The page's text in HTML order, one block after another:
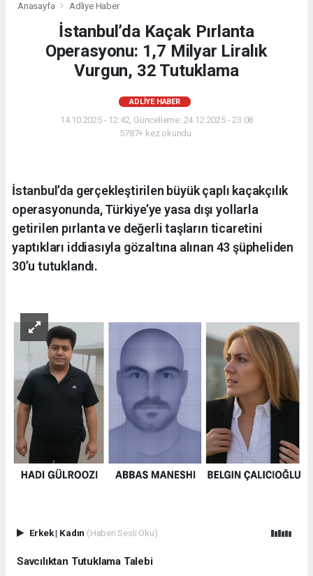
Anasayfa Adliye Haber
İstanbul’da Kaçak Pırlanta
Operasyonu: 1,7 Milyar Liralık
Vurgun, 32 Tutuklama
ADLIYE HABER
14.10.2025 - 12:42, Güncelleme: 24.12.2025 - 23:08
5787+ kez okundu.
İstanbul’da gerçekleştirilen büyük çaplı kaçakçılık
operasyonunda, Türkiye’ye yasa dışı yollarla
getirilen pırlanta ve değerli taşların ticaretini
yaptıkları iddiasıyla gözaltına alınan 43 şüpheliden
30’u tutuklandı.
Erkek| Kadın (Haberi Sesli Oku)
Savcılıktan Tutuklama Talebi